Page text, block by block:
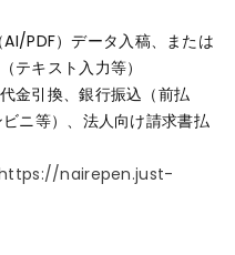
PDF）データ入稿、または
テキスト入力等）
金引換、銀行振込（前払
ニ等）、法人向け請求書払
nairepen.just-